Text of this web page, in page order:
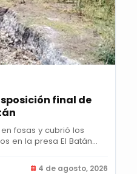
final de
fosas y cubrió los
en la presa El Batán
4 de agosto, 2026